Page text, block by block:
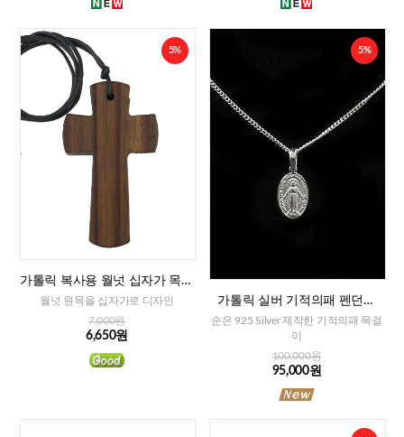
5%
가톨릭 복사용 월넛 십자가 목걸
이
월넛 원목을 십자가로 디자인
7,000원
6,650원
5%
가톨릭 실버 기적의패 펜던트
+목걸이줄
순은 925 Silver 제작한 기적의패 목걸
이
100,000원
95,000원